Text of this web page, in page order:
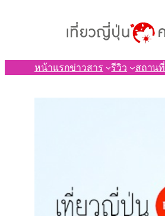
หน้าแรกข่าวสาร รีวิว สถานที่